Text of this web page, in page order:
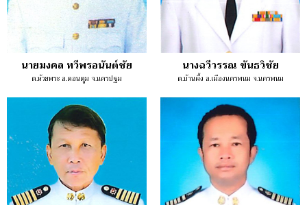
นายมงคล ทวีพรอนันต์ชัย
ต.ห้วยพระ อ.ดอนตูม จ.นครปฐม
นางฉวีวรรณ ขันธวิชัย
ต.บ้านผึ้ง อ.เมืองนครพนม จ.นครพนม